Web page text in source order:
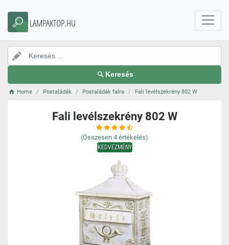
LAMPAKTOP.HU
Keresés
Home Postaládák Postaládák falra Fali levélszekrény 802 W
Fali levélszekrény 802 W
(Összesen 4 értékelés)
KEDVEZMÉNY